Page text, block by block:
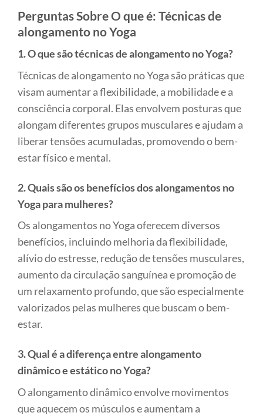
Perguntas Sobre O que é: Técnicas de
alongamento no Yoga
1. O que são técnicas de alongamento no Yoga?
Técnicas de alongamento no Yoga são práticas que
visam aumentar a flexibilidade, a mobilidade e a
consciência corporal. Elas envolvem posturas que
alongam diferentes grupos musculares e ajudam a
liberar tensões acumuladas, promovendo o bem-
estar físico e mental.
2. Quais são os benefícios dos alongamentos no
Yoga para mulheres?
Os alongamentos no Yoga oferecem diversos
benefícios, incluindo melhoria da flexibilidade,
alívio do estresse, redução de tensões musculares,
aumento da circulação sanguínea e promoção de
um relaxamento profundo, que são especialmente
valorizados pelas mulheres que buscam o bem-
estar.
3. Qual é a diferença entre alongamento
dinâmico e estático no Yoga?
O alongamento dinâmico envolve movimentos
que aquecem os músculos e aumentam a